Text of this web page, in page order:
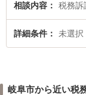
相談内容 税務訴
詳細条件 未選択
岐阜市から近い税